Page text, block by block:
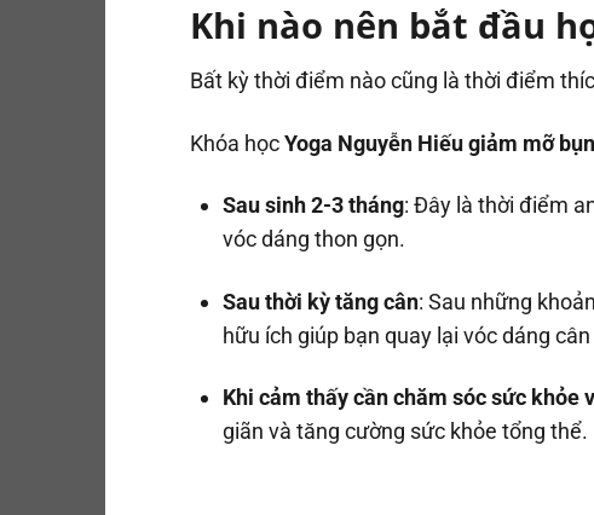
Khi nào nên bắt đầu
Bất kỳ thời điểm nào cũng là thời điểm
Khóa họcYoga Nguyễn Hiếu giảm mỡ
Sau sinh 2-3 tháng: Đây là thời điểm
vóc dáng thon gọn.
Sau thời kỳ tăng cân: Sau những
hữu ích giúp bạn quay lại vóc dáng
Khi cảm thấy cần chăm sóc sức khỏe
giãn và tăng cường sức khỏe tổng thể.